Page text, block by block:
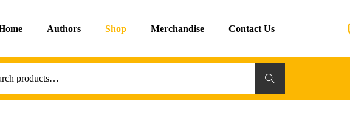
Authors Shop Merchandise Contact Us
Search